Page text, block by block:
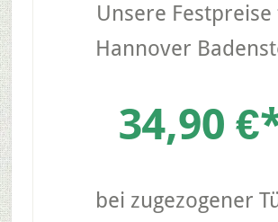
Unsere
Hannover
34,90
bei zugezogener